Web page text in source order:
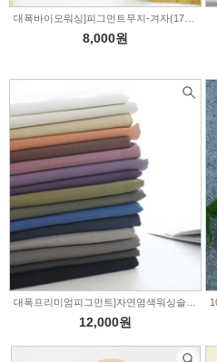
8,000원
대폭프리미엄피그먼트]자연염색워싱슬러브-16color(196599)
12,000원